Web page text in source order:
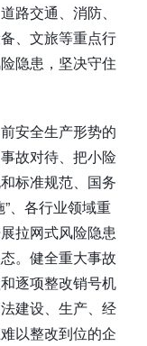
路交通、消防、
、文旅等重点行
隐患，坚决守住
安全生产形势的
故对待、把小险
标准规范、国务
、各行业领域重
拉网式风险隐患
。健全重大事故
逐项整改销号机
建设、生产、经
以整改到位的企